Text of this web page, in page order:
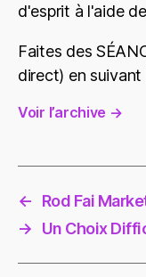
d'esprit à l'aide
Faites des
direct) en suivant
Voir l’archive →
←
Rod Fai
→
Un Choix